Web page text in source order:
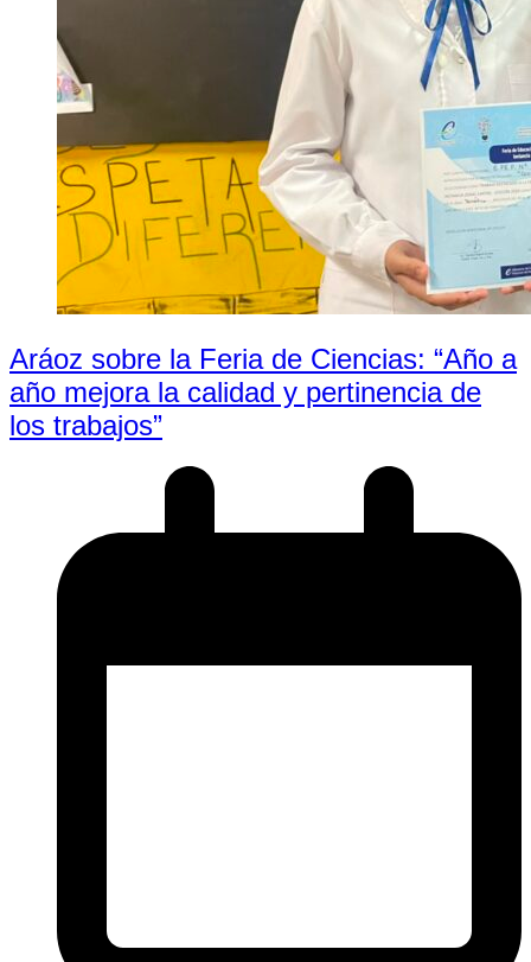
Aráoz sobre la Feria de Ciencias: “Año a
año mejora la calidad y pertinencia de
los trabajos”